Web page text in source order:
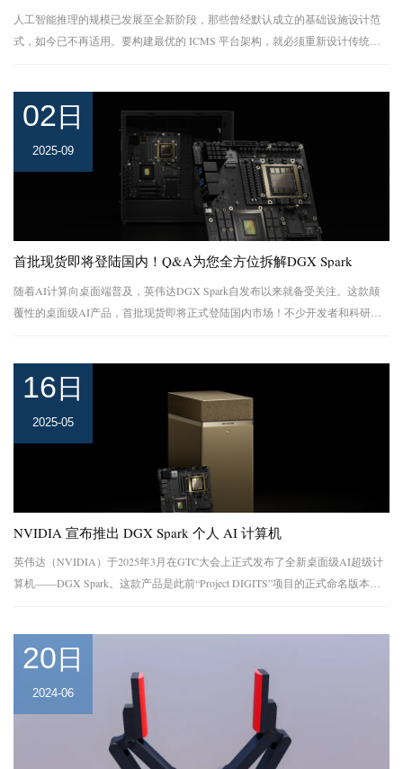
人工智能推理的规模已发展至全新阶段，那些曾经默认成立的基础设施设计范
式，如今已不再适用。要构建最优的 ICMS 平台架构，就必须重新设计传统的
02 日
2025-09
首批现货即将登陆国内！Q&A为您全方位拆解DGX Spark
随着AI计算向桌面端普及，英伟达DGX Spark自发布以来就备受关注。这款颠
覆性的桌面级AI产品，首批现货即将正式登陆国内市场！不少开发者和科研人
16日
2025-05
NVIDIA 宣布推出 DGX Spark 个人 AI 计算机
英伟达（NVIDIA）于2025年3月在GTC大会上正式发布了全新桌面级AI超级计
算机——DGX Spark。这款产品是此前“Project DIGITS”项目的正式命名版本，
20 日
2024-06